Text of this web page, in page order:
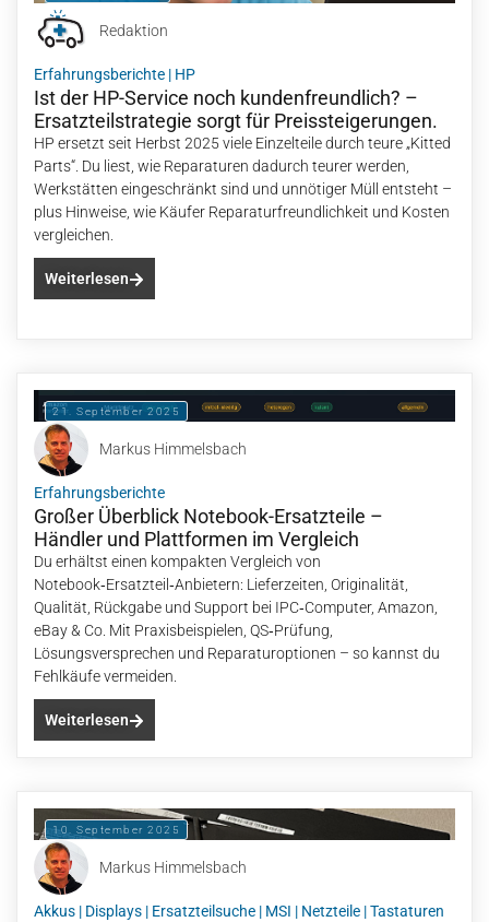
Redaktion
Erfahrungsberichte | HP
Ist der HP-Service noch kundenfreundlich? –
Ersatzteilstrategie sorgt für Preissteigerungen.
HP ersetzt seit Herbst 2025 viele Einzelteile durch teure „Kitted
Parts“. Du liest, wie Reparaturen dadurch teurer werden,
Werkstätten eingeschränkt sind und unnötiger Müll entsteht –
plus Hinweise, wie Käufer Reparaturfreundlichkeit und Kosten
vergleichen.
Weiterlesen
21. September 2025
Markus Himmelsbach
Erfahrungsberichte
Großer Überblick Notebook-Ersatzteile –
Händler und Plattformen im Vergleich
Du erhältst einen kompakten Vergleich von
Notebook‑Ersatzteil‑Anbietern: Lieferzeiten, Originalität,
Qualität, Rückgabe und Support bei IPC‑Computer, Amazon,
eBay & Co. Mit Praxisbeispielen, QS‑Prüfung,
Lösungsversprechen und Reparaturoptionen – so kannst du
Fehlkäufe vermeiden.
Weiterlesen
10. September 2025
Markus Himmelsbach
Akkus | Displays | Ersatzteilsuche | MSI | Netzteile |Tastaturen